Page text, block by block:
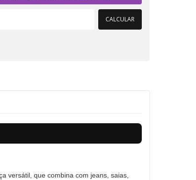
CALCULAR
versátil, que combina com jeans, saias,